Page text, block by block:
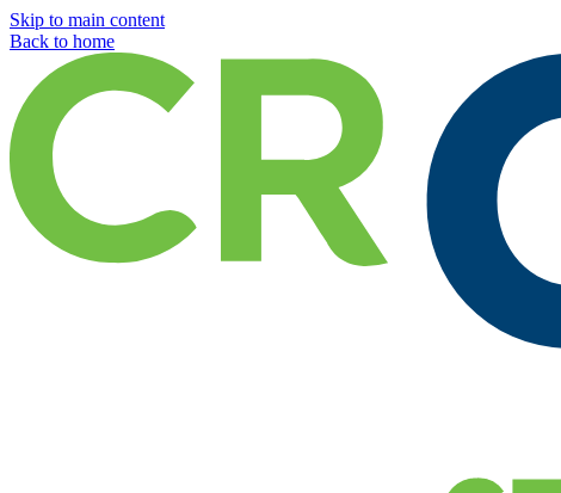
Skip to main content
Back to home